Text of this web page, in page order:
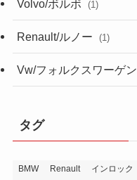
Volvo/ボルボ (1)
Renault/ルノー (1)
Vw/フォルクスワーゲン
タグ
BMW Renault インロック